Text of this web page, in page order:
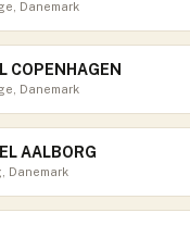
Danemark
COPENHAGEN
Danemark
AALBORG